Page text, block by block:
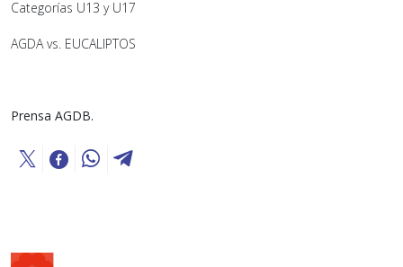
Categorías U13 y U17
AGDA vs. EUCALIPTOS
Prensa AGDB.